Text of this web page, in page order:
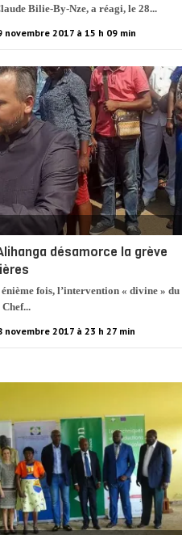
Bilie-By-Nze, a réagi, le 28...
novembre 2017 à 15 h 09 min
désamorce la grève
fois, l’intervention « divine » du
novembre 2017 à 23 h 27 min